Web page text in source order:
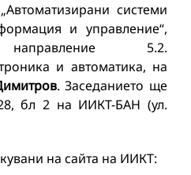
системи
и управление“,
направление 5.2.
и автоматика, на
. Заседанието ще
бл 2 на ИИКТ-БАН (ул.
на сайта на ИИКТ: